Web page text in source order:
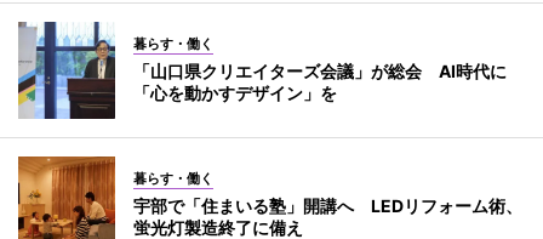
暮らす・働く
「山口県クリエイターズ会議」が総会 AI時代に
「心を動かすデザイン」を
暮らす・働く
宇部で「住まいる塾」開講へ LEDリフォーム術、
蛍光灯製造終了に備え